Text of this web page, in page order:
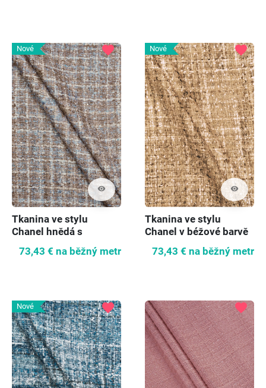
Nové
visibility
favorite
Tkanina ve stylu
Chanel hnědá s
73,43 € na běžný metr
Nové
visibility
favorite
Tkanina ve stylu
Chanel v béžové barvě
73,43 € na běžný metr
Nové favorite favorite